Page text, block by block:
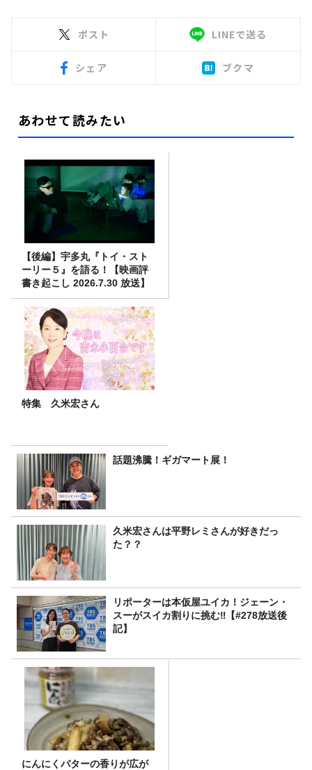
ポスト LINEで送る
シェア ブクマ
あわせて読みたい
【後編】宇多丸『トイ・スト
ーリー５』を語る！【映画評
書き起こし 2026.7.30 放送】
特集 久米宏さん
話題沸騰！ギガマート展！
久米宏さんは平野レミさんが好きだっ
た？？
リポーターは本仮屋ユイカ！ジェーン・
スーがスイカ割りに挑む‼【#278放送後
記】
にんにくバターの香りが広が